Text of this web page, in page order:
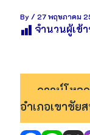
By /27 พฤษภาคม
จำนวนผู้เข้
ดาวน์โหล
อำเภอเขาชัย